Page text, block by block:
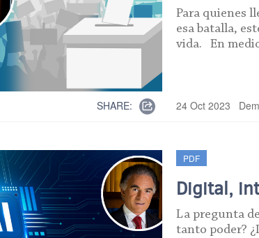
Para quienes
esa batalla,
vida. En
SHARE: 24 Oct 2023
PDF
Digital,
La pregunta
tanto poder?